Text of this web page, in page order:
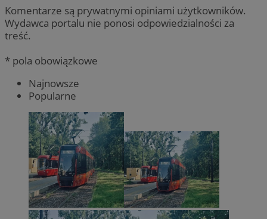
Komentarze są prywatnymi opiniami użytkowników.
Wydawca portalu nie ponosi odpowiedzialności za
treść.
* pola obowiązkowe
Najnowsze
Popularne